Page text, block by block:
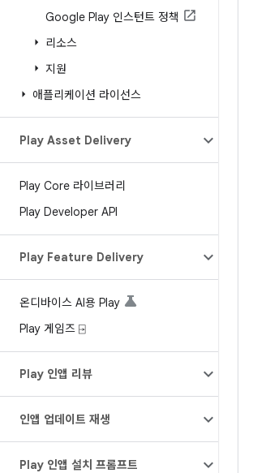
Google Play 인스턴트 정책
리소스
지원
애플리케이션 라이선스
Play Asset Delivery
Play Core 라이브러리
Play Developer API
Play Feature Delivery
온디바이스 AI용 Play
Play 게임즈 ⍈
Play 인앱 리뷰
인앱 업데이트 재생
Play 인앱 설치 프롬프트